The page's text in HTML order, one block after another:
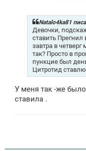
Natalo4ka81
Девочки,
ставить Прегнил
завтра в
так? Просто в
пункцие был
Цитротид
У меня так -же
ставила .